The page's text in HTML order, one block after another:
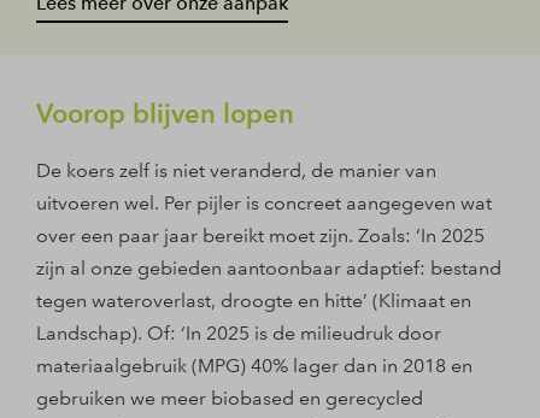
Voorop blijven lopen
De koers zelf is niet veranderd, de manier van
uitvoeren wel. Per pijler is concreet aangegeven wat
over een paar jaar bereikt moet zijn. Zoals: ‘In 2025
zijn al onze gebieden aantoonbaar adaptief: bestand
tegen wateroverlast, droogte en hitte’ (Klimaat en
Landschap). Of: ‘In 2025 is de milieudruk door
materiaalgebruik (MPG) 40% lager dan in 2018 en
gebruiken we meer biobased en gerecycled